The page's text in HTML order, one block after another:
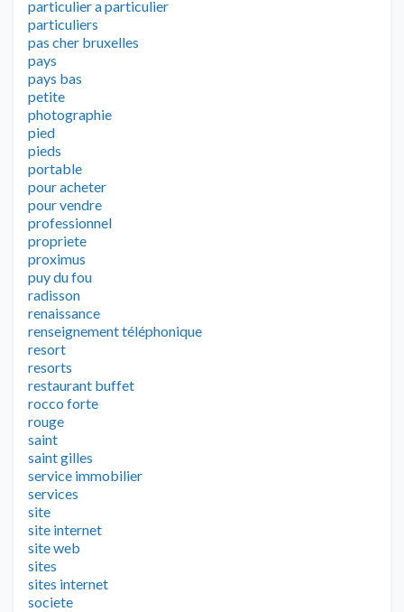
particulier a particulier
particuliers
pas cher bruxelles
pays
pays bas
petite
photographie
pied
pieds
portable
pour acheter
pour vendre
professionnel
propriete
proximus
puy du fou
radisson
renaissance
renseignement téléphonique
resort
resorts
restaurant buffet
rocco forte
rouge
saint
saint gilles
service immobilier
services
site
site internet
site web
sites
sites internet
societe